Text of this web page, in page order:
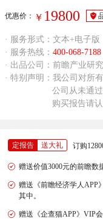
优惠价： ￥ 19800
· 服务形式：文本+电子版
· 服务热线： 400-068-7188
· 出品公司：前瞻产业
· 特别声明：我公司对所
公司从未通过任何
购买报告请认
定报告 送大礼 订购
赠送价值3000元的前瞻数
赠送《前瞻经济学人APP
其中。
赠送《企查猫APP》VIP